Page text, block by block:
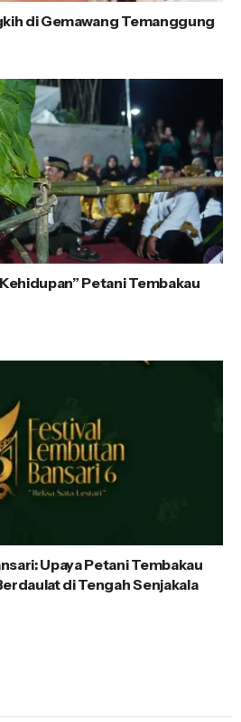
di Gemawang Temanggung
Petani Tembakau
Upaya Petani Tembakau
di Tengah Senjakala